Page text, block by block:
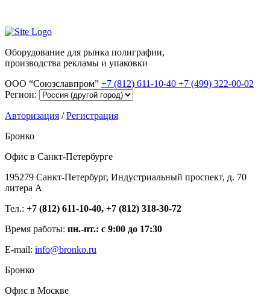
Оборудование для рынка полиграфии,
производства рекламы и упаковки
ООО “Союзславпром” +7 (812) 611-10-40 +7 (499) 322-00-02
Регион:
Авторизация /Регистрация
Бронко
Офис в Санкт-Петербурге
195279 Санкт-Петербург, Индустриальный проспект, д. 70
литера А
Тел.: +7 (812) 611-10-40, +7 (812) 318-30-72
Время работы: пн.-пт.: с 9:00 до 17:30
E-mail: info@bronko.ru
Бронко
Офис в Москве